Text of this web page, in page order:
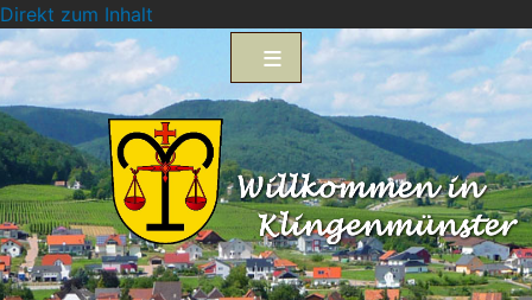
Direkt zum Inhalt